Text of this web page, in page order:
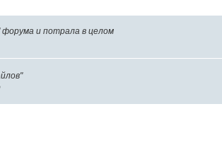
и потрала в целом